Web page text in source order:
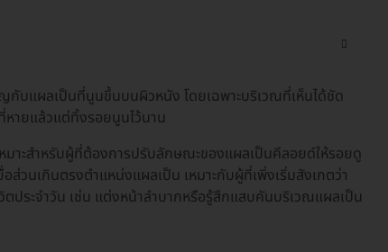
กับแผลเป็นที่นูนขึ้นบนผิวหนัง โดยเฉพาะบริเวณที่เห็นได้ชัด
ายแล้วแต่ทิ้งรอยนูนไว้นาน
มาะสำหรับผู้ที่ต้องการปรับลักษณะของแผลเป็นคีลอยด์ให้รอยดู
ส่วนเกินตรงตำแหน่งแผลเป็น เหมาะกับผู้ที่เพิ่งเริ่มสังเกตว่า
ประจำวัน เช่น แต่งหน้าลำบากหรือรู้สึกแสบคันบริเวณแผลเป็น